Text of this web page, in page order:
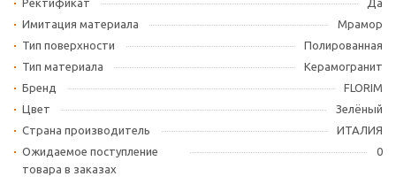
Ректификат
Да
Имитация материала
Мрамор
Тип поверхности
Полированная
Тип материала
Керамогранит
Бренд
FLORIM
Цвет
Зелёный
Страна производитель
ИТАЛИЯ
Ожидаемое поступление
товара в заказах
0